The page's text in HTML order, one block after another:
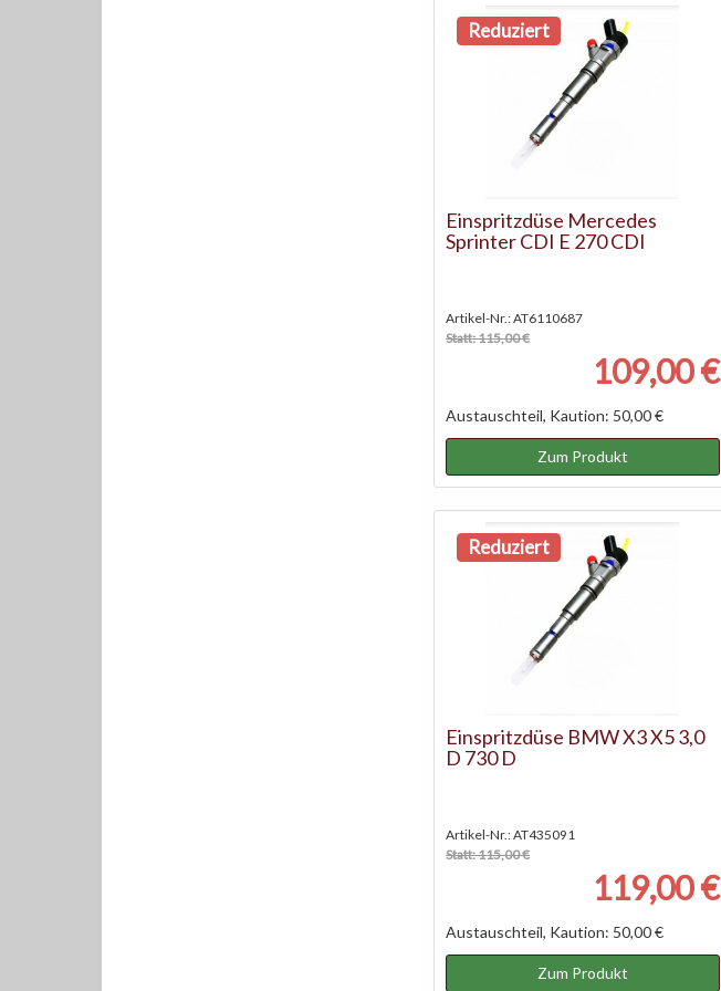
Reduziert
Einspritzdüse Mercedes
Sprinter CDI E 270 CDI
Artikel-Nr.: AT6110687
Statt: 115,00 €
109,00 €
Austauschteil, Kaution: 50,00 €
Zum Produkt
Reduziert
Einspritzdüse BMW X3 X5 3,0
D 730 D
Artikel-Nr.: AT435091
Statt: 115,00 €
119,00 €
Austauschteil, Kaution: 50,00 €
Zum Produkt